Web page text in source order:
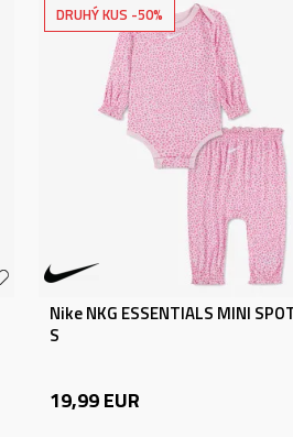
DRUHÝ KUS -50%
Nike NKG ESSENTIALS MINI
S
19,99EUR